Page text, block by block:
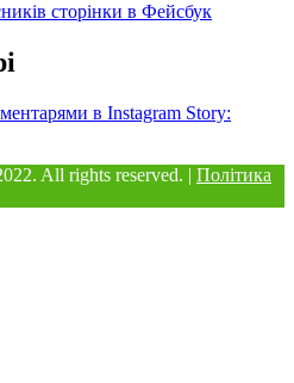
сторінки в Фейсбук
в Instagram Story:
All rights reserved. | Політика